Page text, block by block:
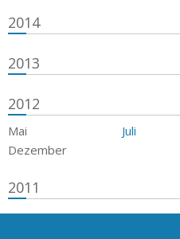
2014
2013
2012
Mai Juli
Dezember
2011